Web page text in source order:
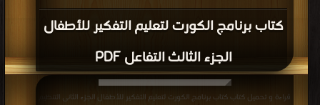
كتاب برنامج الكورت لتعليم التفكير للأطفال
الجزء الثالث التفاعل PDF
قراءة و تحميل كتاب كتاب برنامج الكورت لتعليم التفكير للأطفال الجزء الثانى التنظيم